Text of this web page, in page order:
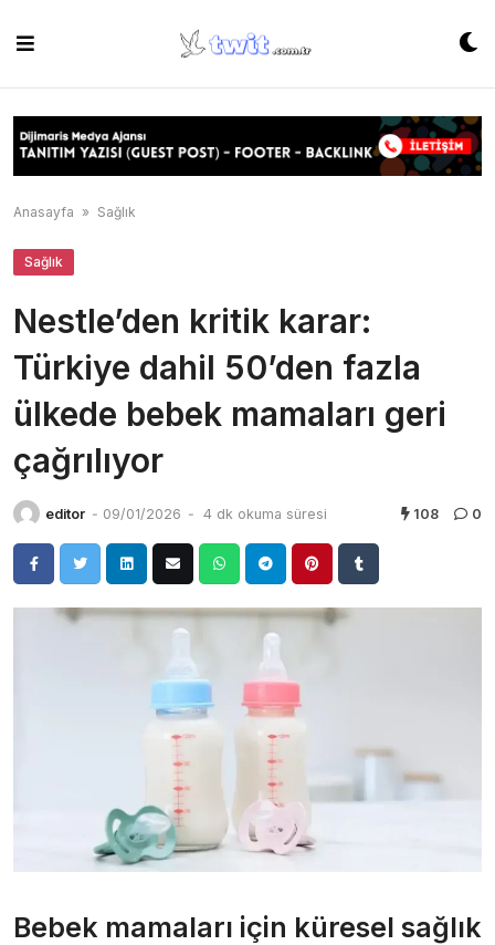
content
Anasayfa » Sağlık
Sağlık
Nestle’den kritik karar:
Türkiye dahil 50’den fazla
ülkede bebek mamaları geri
çağrılıyor
editor - 09/01/2026 - 4 dk okuma süresi 108 0
Bebek mamaları için küresel sağlık